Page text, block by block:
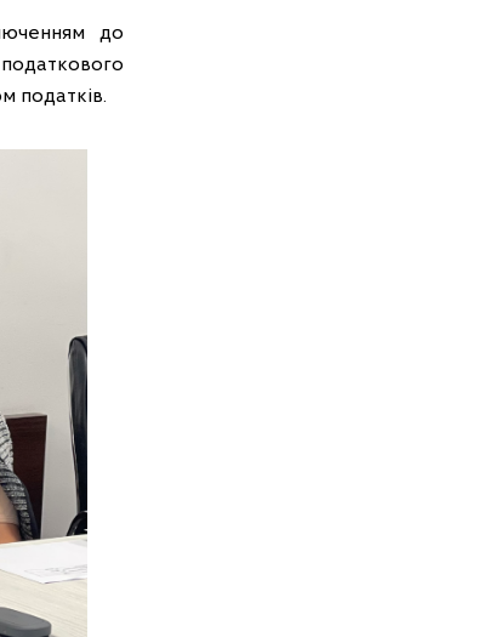
до
податків.